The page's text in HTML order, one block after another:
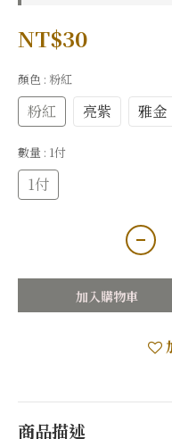
NT$30
顏色 : 粉紅
粉紅 亮紫 雅金
數量 : 1付
1付
加入購物車
商品描述